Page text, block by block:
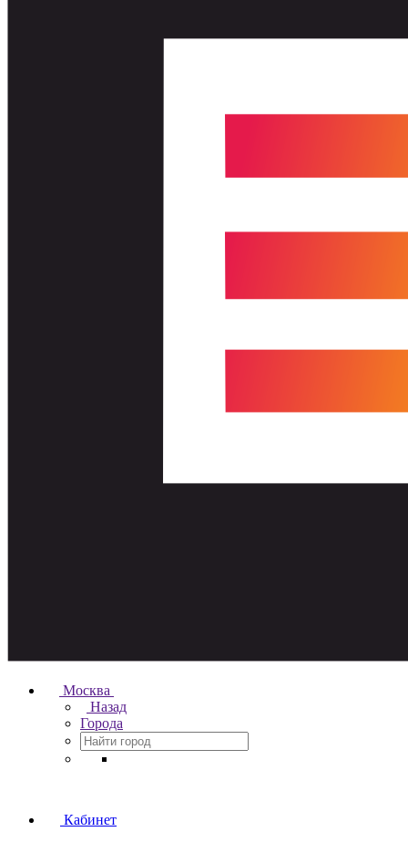
Москва
Назад
Города
Кабинет